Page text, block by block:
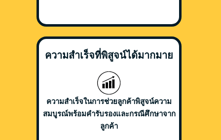
ความสำเร็จที่พิสูจน์ได้มากมาย
ความสำเร็จในการช่วยลูกค้าพิสูจน์ความ
สมบูรณ์พร้อมคำรับรองและกรณีศึกษาจาก
ลูกค้า